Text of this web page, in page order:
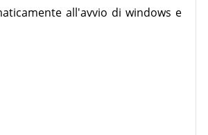
all'avvio di windows e